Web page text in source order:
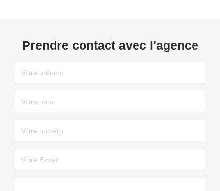
Prendre contact avec l'agence